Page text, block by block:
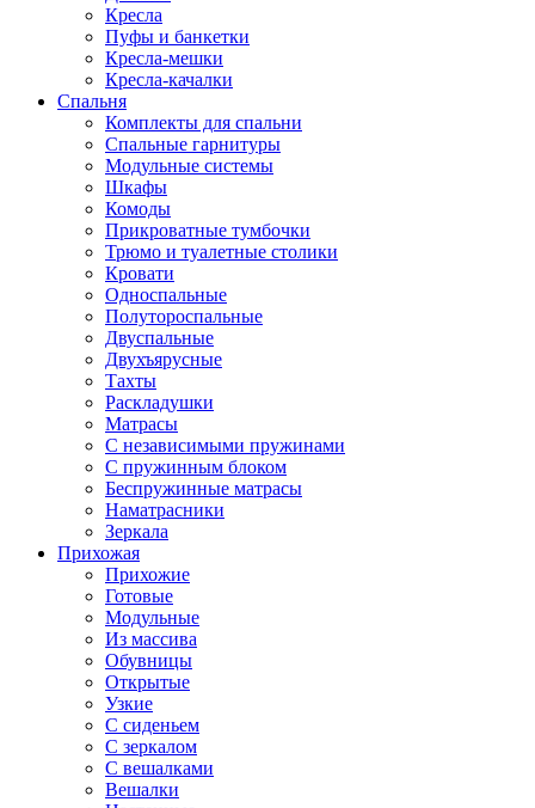
Кресла
Пуфы и банкетки
Кресла-мешки
Кресла-качалки
Спальня
Комплекты для спальни
Спальные гарнитуры
Модульные системы
Шкафы
Комоды
Прикроватные тумбочки
Трюмо и туалетные столики
Кровати
Односпальные
Полутороспальные
Двуспальные
Двухъярусные
Тахты
Раскладушки
Матрасы
С независимыми пружинами
С пружинным блоком
Беспружинные матрасы
Наматрасники
Зеркала
Прихожая
Прихожие
Готовые
Модульные
Из массива
Обувницы
Открытые
Узкие
С сиденьем
С зеркалом
С вешалками
Вешалки